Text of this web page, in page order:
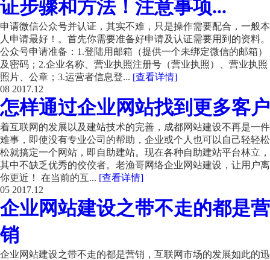
证步骤和方法！注意事项...
申请微信公众号并认证，其实不难，只是操作需要配合，一般本
人申请最好！。首先你需要准备好申请及认证需要用到的资料。
公众号申请准备：1.登陆用邮箱（提供一个未绑定微信的邮箱）
及密码；2.企业名称、营业执照注册号（营业执照）、营业执照
照片、公章；3.运营者信息登... [查看详情]
08 2017.12
怎样通过企业网站找到更多客户
着互联网的发展以及建站技术的完善，成都网站建设不再是一件
难事，即使没有专业公司的帮助，企业或个人也可以自己轻轻松
松就搞定一个网站，即自助建站。现在各种自助建站平台林立，
其中不缺乏优秀的佼佼者。老渔哥网络企业网站建设，让用户离
你更近！ 在当前的互... [查看详情]
05 2017.12
企业网站建设之带不走的都是营
销
企业网站建设之带不走的都是营销，互联网市场的发展如此的迅